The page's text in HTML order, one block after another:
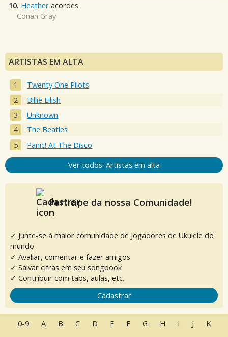
10. Heather acordes
Conan Gray
ARTISTAS EM ALTA
Twenty One Pilots
Billie Eilish
Unknown
The Beatles
Panic! At The Disco
Ver todos: Artistas em alta
Participe da nossa Comunidade!
✓ Junte-se à maior comunidade de Jogadores de Ukulele do
mundo
✓ Avaliar, comentar e fazer amigos
✓ Salvar cifras em seu songbook
✓ Contribuir com tabs, aulas, etc.
Cadastrar
0-9 A B C D E F G H I J K